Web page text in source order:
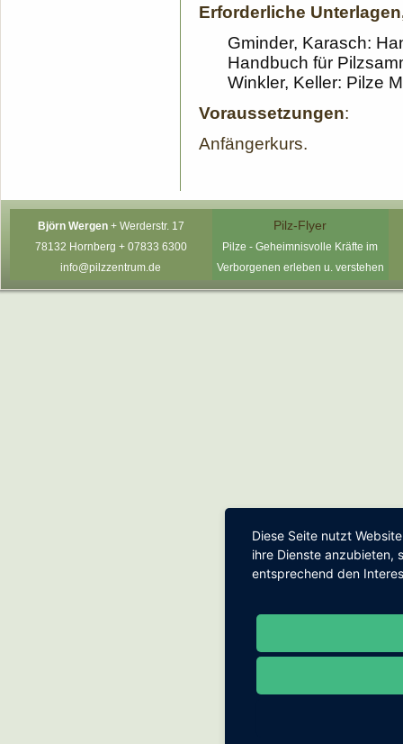
Erforderliche
Gminder, Karasch:
Handbuch für
Winkler, Keller: Pilze
Voraussetzungen:
Anfängerkurs.
Björn Wergen + Werderstr. 17
78132 Hornberg + 07833 6300
info@pilzzentrum.de
Pilz-Flyer
Pilze - Geheimnisvolle Kräfte im
Verborgenen erleben u. verstehen
Diese Seite nutzt
ihre Dienste anzubieten,
entsprechend den